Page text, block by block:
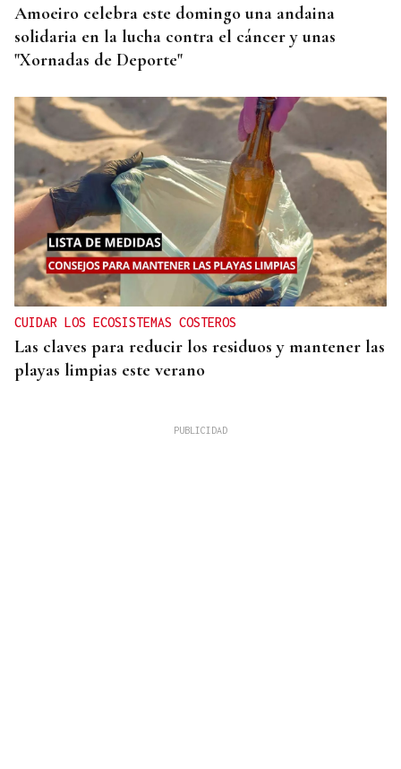
Amoeiro celebra este domingo una andaina
solidaria en la lucha contra el cáncer y unas
"Xornadas de Deporte"
CUIDAR LOS ECOSISTEMAS COSTEROS
Las claves para reducir los residuos y mantener las
playas limpias este verano